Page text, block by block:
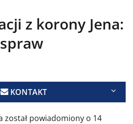
z korony Jena:
KONTAKT
powiadomiony o 14